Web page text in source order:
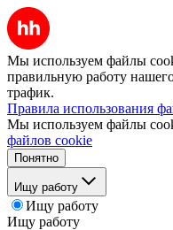
Мы используем файлы
правильную работу
трафик.
Правила использования
Мы используем файлы
файлов cookie
Понятно
Ищу работу
Ищу работу
Ищу работу